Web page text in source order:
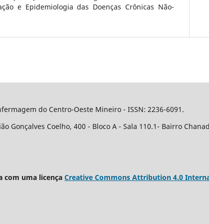
e Epidemiologia das Doenças Crônicas Não-
do Centro-Oeste Mineiro - ISSN: 2236-6091.
Gonçalves Coelho, 400 - Bloco A - Sala 110.1- Bairro
com uma licença Creative Commons Attribution 4.0